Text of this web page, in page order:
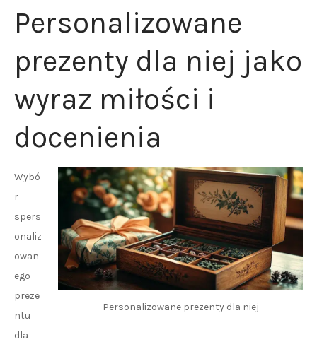
Personalizowane
prezenty dla niej jako
wyraz miłości i
docenienia
Personalizowane prezenty dla niej
Wybó
r
spers
onaliz
owan
ego
preze
ntu
dla